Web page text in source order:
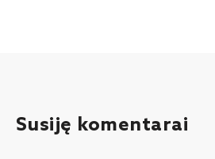
Susiję komentarai